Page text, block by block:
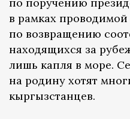
по поручению
в рамках
по возвращению
находящихся за
лишь капля в море.
на родину хотят
кыргызстанцев.